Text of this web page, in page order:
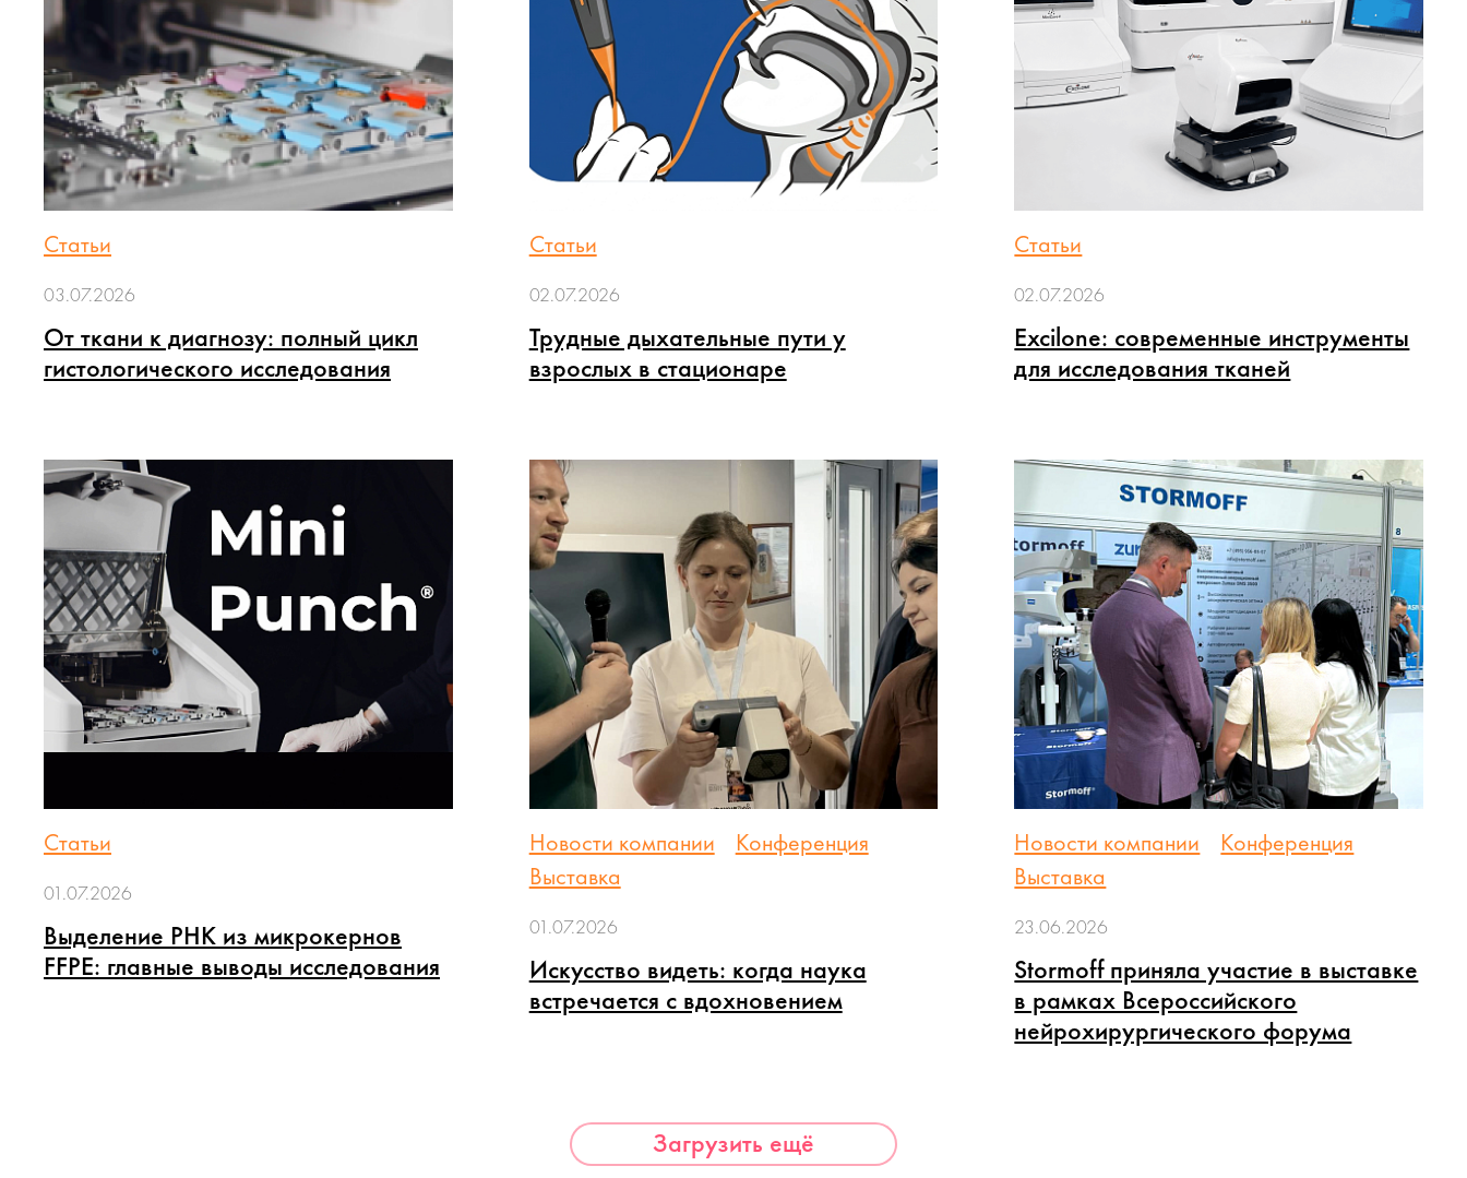
Статьи
03.07.2026
От ткани к диагнозу: полный цикл
гистологического исследования
Статьи
02.07.2026
Трудные дыхательные пути у
взрослых в стационаре
Статьи
02.07.2026
Excilone: современные инструменты
для исследования тканей
Статьи
01.07.2026
Выделение РНК из микрокернов
FFPE: главные выводы исследования
Новости компании
Конференция
Выставка
01.07.2026
Искусство видеть: когда наука
встречается с вдохновением
Новости компании
Конференция
Выставка
23.06.2026
Stormoff приняла участие в выставке
в рамках Всероссийского
нейрохирургического форума
Загрузить ещё